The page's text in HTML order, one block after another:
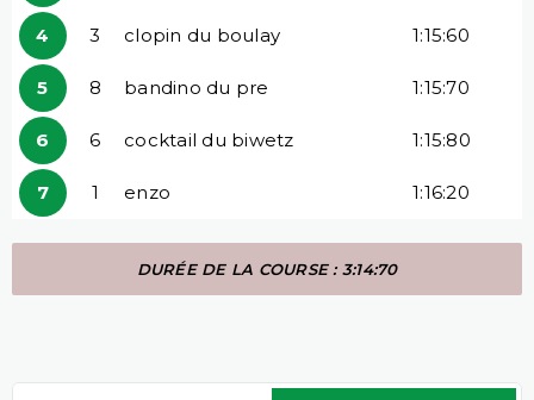
4 3 clopin du boulay 1:15:60
5 8 bandino du pre 1:15:70
6 6 cocktail du biwetz 1:15:80
7 1 enzo 1:16:20
DURÉE DE LA COURSE : 3:14:70